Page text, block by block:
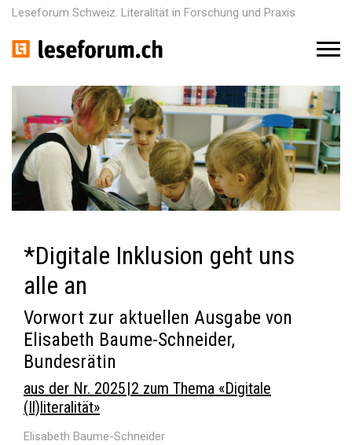
Leseforum Schweiz. Literalität in Forschung und Praxis
M
u
*Digitale Inklusion geht uns
alle an
Vorwort zur aktuellen Ausgabe von
Elisabeth Baume-Schneider,
Bundesrätin
aus der Nr. 2025 | 2 zum Thema «Digitale
(Il)literalität»
Elisabeth Baume-Schneider